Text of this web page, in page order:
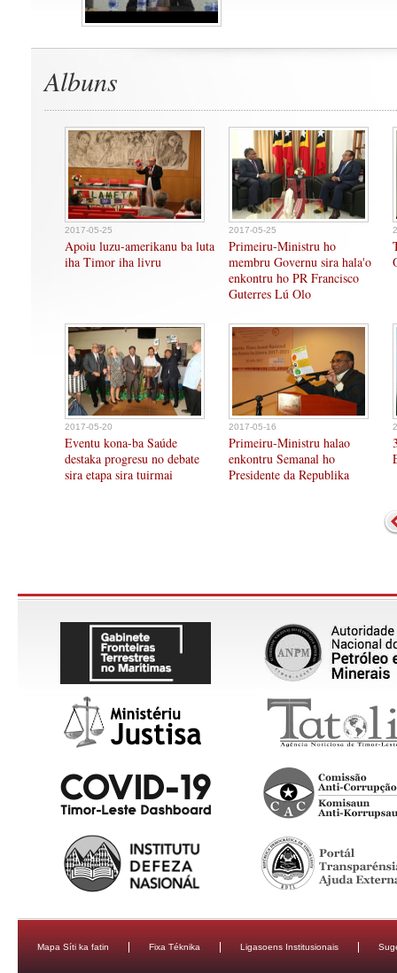
Albuns
2017-05-25
Apoiu luzu-amerikanu ba luta
iha Timor iha livru
2017-05-25
Primeiru-Ministru ho
membru Governu sira hala'o
enkontru ho PR Francisco
Guterres Lú Olo
2017-05-20
Eventu kona-ba Saúde
destaka progresu no debate
sira etapa sira tuirmai
2017-05-16
Primeiru-Ministru halao
enkontru Semanal ho
Presidente da Republika
Mapa Síti ka fatin Fixa Téknika Ligasoens Institusionais